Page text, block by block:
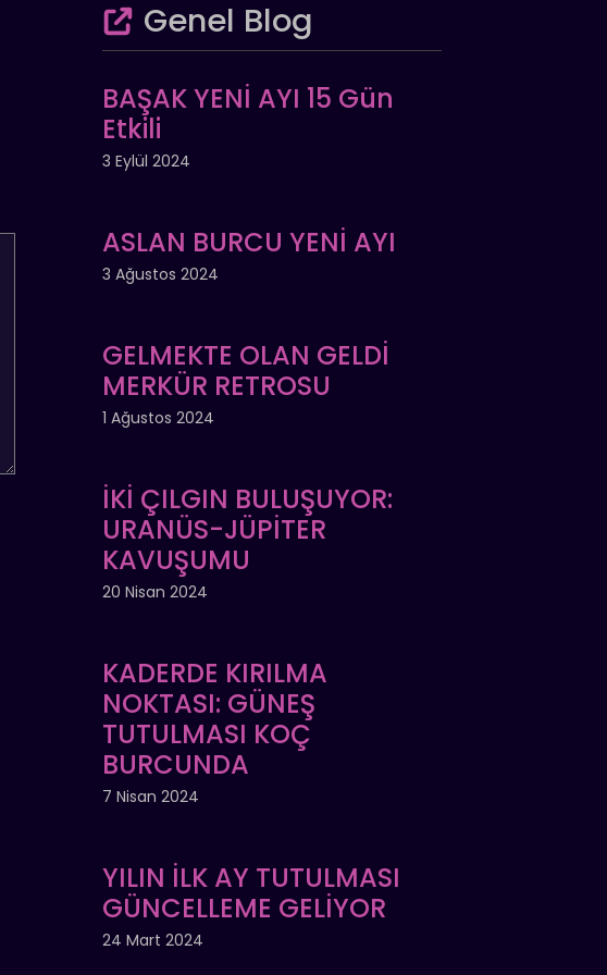
Genel Blog
BAŞAK YENİ AYI 15 Gün
Etkili
3 Eylül 2024
ASLAN BURCU YENİ AYI
3 Ağustos 2024
GELMEKTE OLAN GELDİ
MERKÜR RETROSU
1 Ağustos 2024
İKİ ÇILGIN BULUŞUYOR:
URANÜS-JÜPİTER
KAVUŞUMU
20 Nisan 2024
KADERDE KIRILMA
NOKTASI: GÜNEŞ
TUTULMASI KOÇ
BURCUNDA
7 Nisan 2024
YILIN İLK AY TUTULMASI
GÜNCELLEME GELİYOR
24 Mart 2024